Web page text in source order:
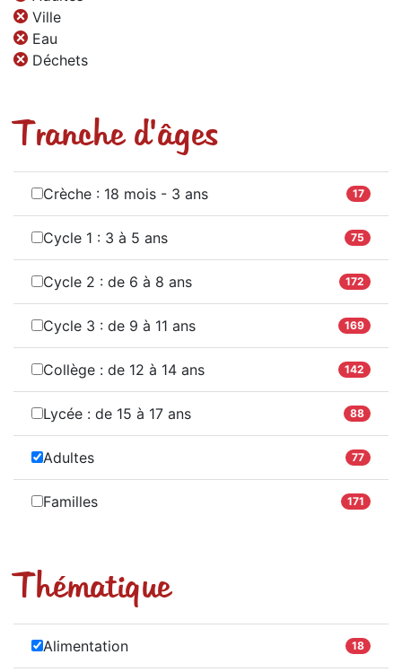
Ville
Eau
Déchets
Tranche d'âges
Crèche : 18 mois - 3 ans 17
Cycle 1 : 3 à 5 ans 75
Cycle 2 : de 6 à 8 ans 172
Cycle 3 : de 9 à 11 ans 169
Collège : de 12 à 14 ans 142
Lycée : de 15 à 17 ans 88
Adultes 77
Familles 171
Thématique
Alimentation 18